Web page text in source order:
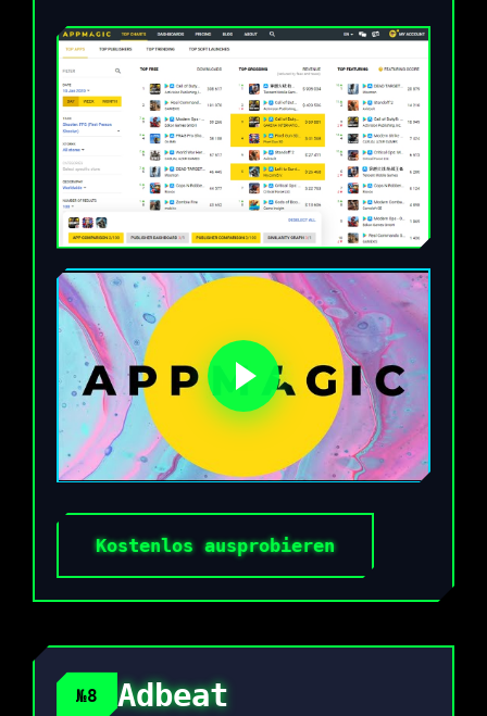
Kostenlos ausprobieren
№8 Adbeat